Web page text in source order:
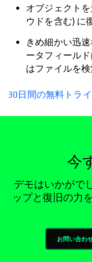
オブジェクト
ウドを含む) に
きめ細かい迅
ータフィール
はファイルを
30日間の無料トラ
今
デモはいかがで
ップと復旧の力
お問い合わ